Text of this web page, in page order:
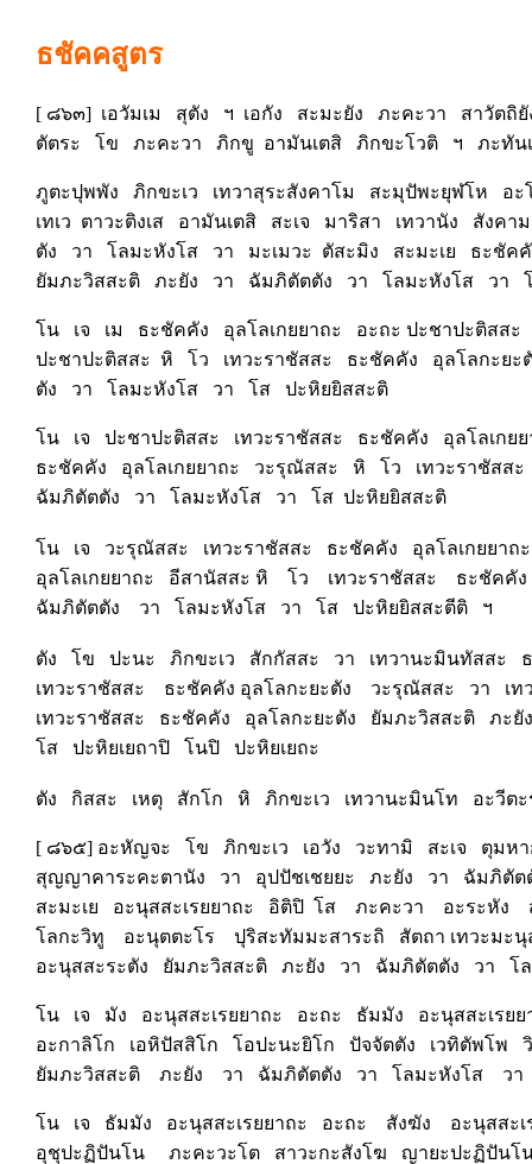
ธชัคคสูตร
[ ๘๖๓] เอวัมเม สุตัง ฯ เอกัง สะมะยัง ภะคะวา สาวัต
ตัตระ โข ภะคะวา ภิกขู อามันเตสิ ภิกขะโวติ ฯ ภะทัน
ภูตะปุพพัง ภิกขะเว เทวาสุระสังคาโม สะมุปัพะยุฬโห
เทเว ตาวะติงเส อามันเตสิ สะเจ มาริสา เทวานัง สัง
ตัง วา โลมะหังโส วา มะเมวะ ตัสะมิง สะมะเย ธะชั
ยัมภะวิสสะติ ภะยัง วา ฉัมภิตัตตัง วา โลมะหังโส วา
โน เจ เม ธะชัคคัง อุลโลเกยยาถะ อะถะ ปะชาปะติสส
ปะชาปะติสสะ หิ โว เทวะราชัสสะ ธะชัคคัง อุลโลกะ
ตัง วา โลมะหังโส วา โส ปะหิยยิสสะติ
โน เจ ปะชาปะติสสะ เทวะราชัสสะ ธะชัคคัง อุลโลเก
ธะชัคคัง อุลโลเกยยาถะ วะรุณัสสะ หิ โว เทวะราชัส
ฉัมภิตัตตัง วา โลมะหังโส วา โส ปะหิยยิสสะติ
โน เจ วะรุณัสสะ เทวะราชัสสะ ธะชัคคัง อุลโลเกยยา
อุลโลเกยยาถะ อีสานัสสะ หิ โว เทวะราชัสสะ ธะชัค
ฉัมภิตัตตัง วา โลมะหังโส วา โส ปะหิยยิสสะตีติ ฯ
ตัง โข ปะนะ ภิกขะเว สักกัสสะ วา เทวานะมินทัสสะ
เทวะราชัสสะ ธะชัคคัง อุลโลกะยะตัง วะรุณัสสะ วา เ
เทวะราชัสสะ ธะชัคคัง อุลโลกะยะตัง ยัมภะวิสสะติ
โส ปะหิยเยถาปิ โนปิ ปะหิยเยถะ
ตัง กิสสะ เหตุ สักโก หิ ภิกขะเว เทวานะมินโท อะวีต
[ ๘๖๕] อะหัญจะ โข ภิกขะเว เอวัง วะทามิ สะเจ ตุม
สุญญาคาระคะตานัง วา อุปปัชเชยยะ ภะยัง วา ฉัมภิตั
สะมะเย อะนุสสะเรยยาถะ อิติปิ โส ภะคะวา อะระหั
โลกะวิทู อะนุตตะโร ปุริสะทัมมะสาระถิ สัตถา เทวะมะ
อะนุสสะระตัง ยัมภะวิสสะติ ภะยัง วา ฉัมภิตัตตัง วา
โน เจ มัง อะนุสสะเรยยาถะ อะถะ ธัมมัง อะนุสสะเ
อะกาลิโก เอหิปัสสิโก โอปะนะยิโก ปัจจัตตัง เวทิตัพ
ยัมภะวิสสะติ ภะยัง วา ฉัมภิตัตตัง วา โลมะหังโส วา
โน เจ ธัมมัง อะนุสสะเรยยาถะ อะถะ สังฆัง อะนุสสะ
อุชุปะฏิปันโน ภะคะวะโต สาวะกะสังโฆ ญายะปะฏิปัน